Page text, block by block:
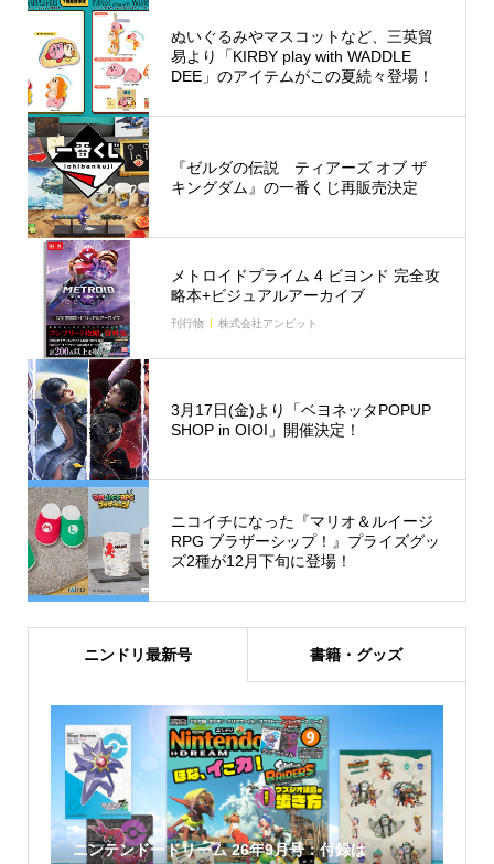
ぬいぐるみやマスコットなど、三英貿
易より「KIRBY play with WADDLE
DEE」のアイテムがこの夏続々登場！
『ゼルダの伝説 ティアーズ オブ ザ
キングダム』の一番くじ再販売決定
メトロイドプライム 4 ビヨンド 完全攻
略本+ビジュアルアーカイブ
刊行物 株式会社アンビット
3月17日(金)より「ベヨネッタPOPUP
SHOP in OIOI」開催決定！
ニコイチになった『マリオ＆ルイージ
RPG ブラザーシップ！』プライズグッ
ズ2種が12月下旬に登場！
ニンドリ最新号 書籍・グッズ
ニンテンドードリーム 26年9月号：付録は